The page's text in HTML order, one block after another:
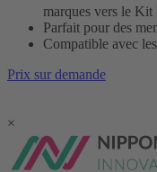
marques vers le Kit
Parfait pour des
Compatible avec
Prix sur demande
×